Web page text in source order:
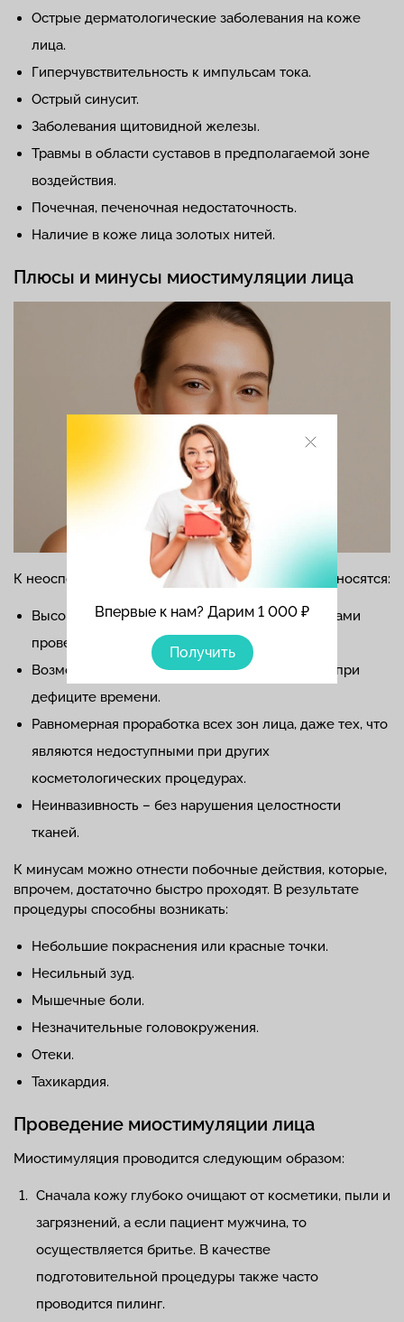
Впервые к нам? Дарим 1 000 ₽
Получить
Острые дерматологические заболевания на коже
лица.
Гиперчувствительность к импульсам тока.
Острый синусит.
Заболевания щитовидной железы.
Травмы в области суставов в предполагаемой зоне
воздействия.
Почечная, печеночная недостаточность.
Наличие в коже лица золотых нитей.
Плюсы и минусы миостимуляции лица
К неоспоримым плюсам миостимуляции лица относятся:
Высокая эффективность, подтвержденная годами
проведения процедур.
Возможность улучшить состояние кожи лица при
дефиците времени.
Равномерная проработка всех зон лица, даже тех, что
являются недоступными при других
косметологических процедурах.
Неинвазивность – без нарушения целостности
тканей.
К минусам можно отнести побочные действия, которые,
впрочем, достаточно быстро проходят. В результате
процедуры способны возникать:
Небольшие покраснения или красные точки.
Несильный зуд.
Мышечные боли.
Незначительные головокружения.
Отеки.
Тахикардия.
Проведение миостимуляции лица
Миостимуляция проводится следующим образом:
Сначала кожу глубоко очищают от косметики, пыли и
загрязнений, а если пациент мужчина, то
осуществляется бритье. В качестве
подготовительной процедуры также часто
проводится пилинг.